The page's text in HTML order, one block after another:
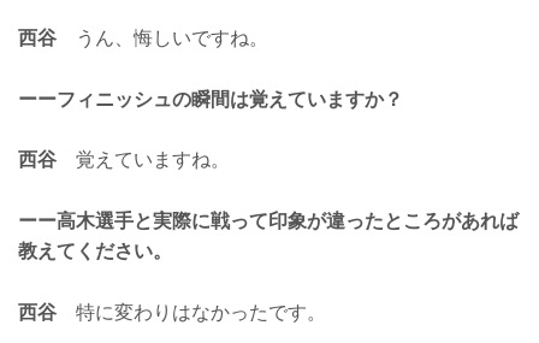
西谷 うん、悔しいですね。
ーーフィニッシュの瞬間は覚えていますか？
西谷 覚えていますね。
ーー高木選手と実際に戦って印象が違ったところがあれば
教えてください。
西谷 特に変わりはなかったです。